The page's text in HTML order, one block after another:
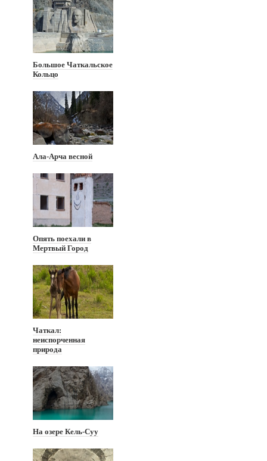
Большое Чаткальское
Кольцо
Ала-Арча весной
Опять поехали в
Мертвый Город
Чаткал:
неиспорченная
природа
На озере Кель-Суу